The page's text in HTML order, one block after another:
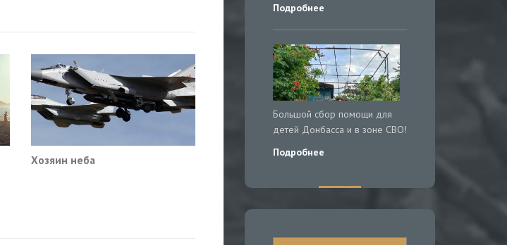
Хозяин неба
Подробнее
Большой сбор помощи для
детей Донбасса и в зоне СВО!
Подробнее